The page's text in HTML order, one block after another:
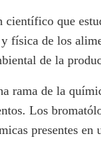
científico que
física de los
de la
rama de la
Los
presentes